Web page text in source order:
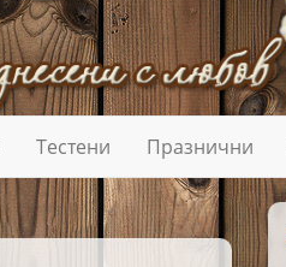
Тестени Празнични